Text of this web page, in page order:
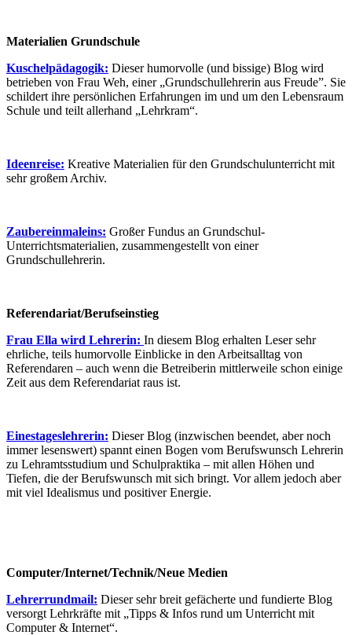
Materialien Grundschule
Kuschelpädagogik: Dieser humorvolle (und bissige) Blog wird
betrieben von Frau Weh, einer „Grundschullehrerin aus Freude”. Sie
schildert ihre persönlichen Erfahrungen im und um den Lebensraum
Schule und teilt allerhand „Lehrkram“.
Ideenreise: Kreative Materialien für den Grundschulunterricht mit
sehr großem Archiv.
Zaubereinmaleins: Großer Fundus an Grundschul-
Unterrichtsmaterialien, zusammengestellt von einer
Grundschullehrerin.
Referendariat/Berufseinstieg
Frau Ella wird Lehrerin: In diesem Blog erhalten Leser sehr
ehrliche, teils humorvolle Einblicke in den Arbeitsalltag von
Referendaren – auch wenn die Betreiberin mittlerweile schon einige
Zeit aus dem Referendariat raus ist.
Einestageslehrerin: Dieser Blog (inzwischen beendet, aber noch
immer lesenswert) spannt einen Bogen vom Berufswunsch Lehrerin
zu Lehramtsstudium und Schulpraktika – mit allen Höhen und
Tiefen, die der Berufswunsch mit sich bringt. Vor allem jedoch aber
mit viel Idealismus und positiver Energie.
Computer/Internet/Technik/Neue Medien
Lehrerrundmail: Dieser sehr breit gefächerte und fundierte Blog
versorgt Lehrkräfte mit „Tipps & Infos rund um Unterricht mit
Computer & Internet“.